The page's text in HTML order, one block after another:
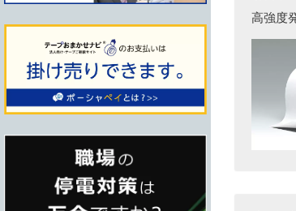
高強度